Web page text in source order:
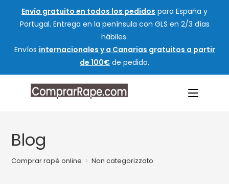
Envío gratuito en todos los pedidos para España y
Portugal. Entrega en la península con GLS en 2/3 días
hábiles.
Envíos internacionales y a Canarias gratuitos a partir
de 100€ de pedido.
Blog
Comprar rapé online > Non categorizzato